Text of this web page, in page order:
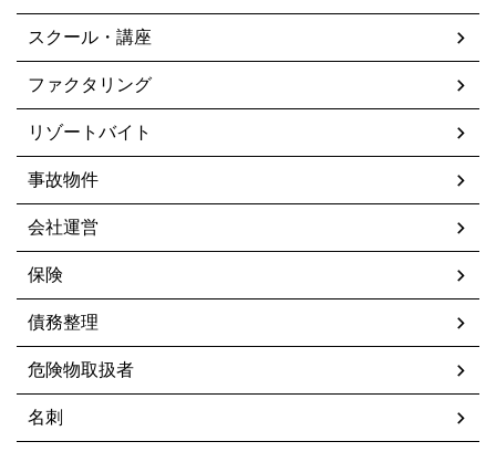
スクール・講座
ファクタリング
リゾートバイト
事故物件
会社運営
保険
債務整理
危険物取扱者
名刺